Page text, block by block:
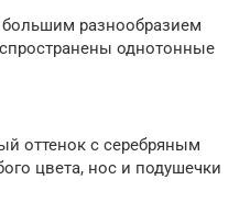
большим разнообразием
однотонные
оттенок с серебряным
цвета, нос и подушечки